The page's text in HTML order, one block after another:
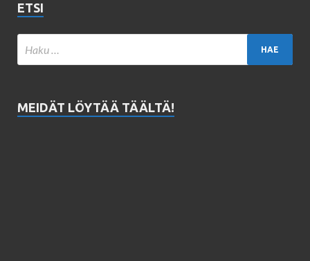
ETSI
MEIDÄT LÖYTÄÄ TÄÄLTÄ!